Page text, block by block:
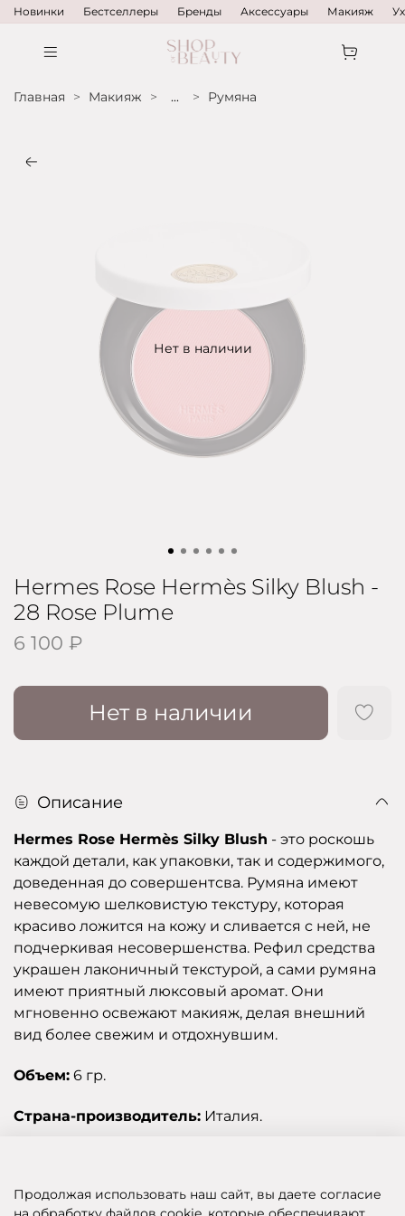
Новинки Бестселлеры Бренды Аксессуары Макияж
Главная Макияж ... Румяна
Нет в наличии
Hermes Rose Hermès Silky Blush -
28 Rose Plume
6 100 ₽
Нет в наличии
Описание
Hermes Rose Hermès Silky Blush - это роскошь
каждой детали, как упаковки, так и содержимого,
доведенная до совершентсва. Румяна имеют
невесомую шелковистую текстуру, которая
красиво ложится на кожу и сливается с ней, не
подчеркивая несовершенства. Рефил средства
украшен лаконичный текстурой, а сами румяна
имеют приятный люксовый аромат. Они
мгновенно освежают макияж, делая внешний
вид более свежим и отдохнувшим.
Объем: 6 гр.
Страна-производитель: Италия.
Продолжая использовать наш сайт, вы даете согласие